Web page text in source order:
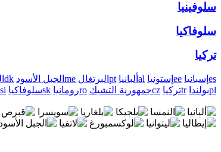
سلوفينيا
سلوفاكيا
تركيا
es إسبانيا ee إستونيا al ألبانيا pt البرتغال me الجبل الأسود dk
plبولندا trتركيا czجمهورية التشيك roرومانيا skسلوفاكيا si